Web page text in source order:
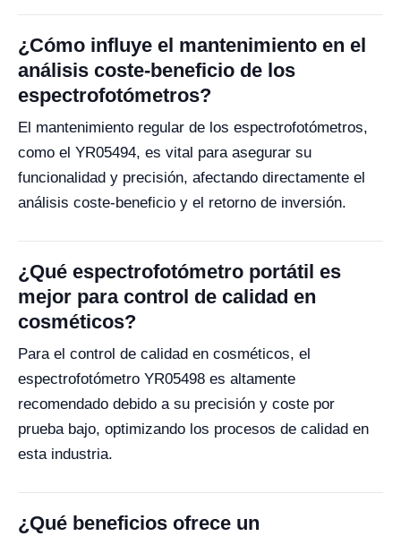
¿Cómo influye el mantenimiento en el
análisis coste-beneficio de los
espectrofotómetros?
El mantenimiento regular de los espectrofotómetros,
como el YR05494, es vital para asegurar su
funcionalidad y precisión, afectando directamente el
análisis coste-beneficio y el retorno de inversión.
¿Qué espectrofotómetro portátil es
mejor para control de calidad en
cosméticos?
Para el control de calidad en cosméticos, el
espectrofotómetro YR05498 es altamente
recomendado debido a su precisión y coste por
prueba bajo, optimizando los procesos de calidad en
esta industria.
¿Qué beneficios ofrece un